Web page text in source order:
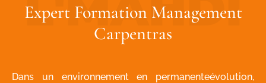
Expert Formation Management
Carpentras
Dans un environnement en permanenteévolution,